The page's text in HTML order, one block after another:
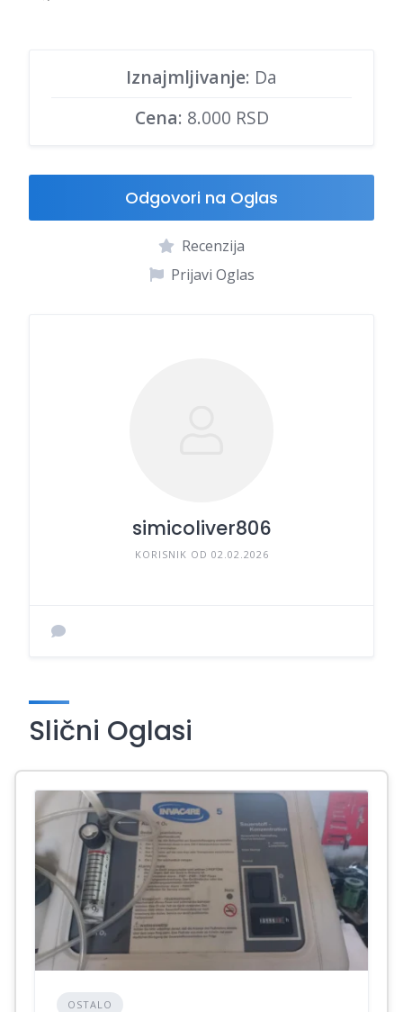
Iznajmljivanje: Da
Cena: 8.000 RSD
Odgovori na Oglas
Recenzija
Prijavi Oglas
simicoliver806
KORISNIK OD 02.02.2026
Slični Oglasi
OSTALO